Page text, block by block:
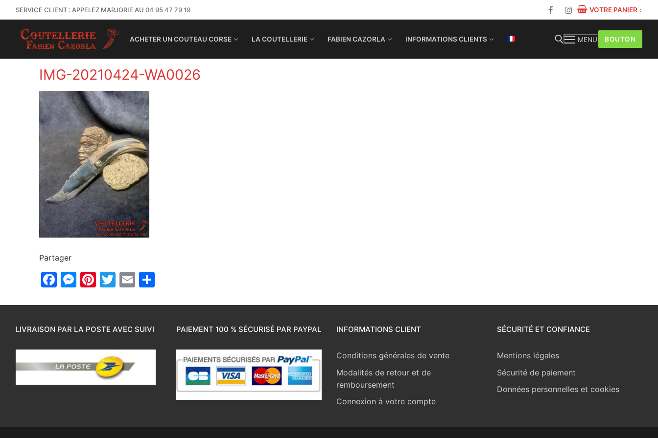
SERVICE CLIENT : APPELEZ MARJORIE AU 04 95 47 79 19 VOTRE PANIER :
ACHETER UN COUTEAU CORSE LA COUTELLERIE FABIEN CAZORLA INFORMATIONS CLIENTS MENU BOUTON
IMG-20210424-WA0026
Partager
Facebook
Messenger
Pinterest
Twitter
Email
LIVRAISON PAR LA POSTE AVEC SUIVI PAIEMENT 100 % SÉCURISÉ PAR PAYPAL INFORMATIONS CLIENT
Conditions générales de vente
Modalités de retour et de
remboursement
Connexion à votre compte
SÉCURITÉ ET CONFIANCE
Mentions légales
Sécurité de paiement
Données personnelles et cookies